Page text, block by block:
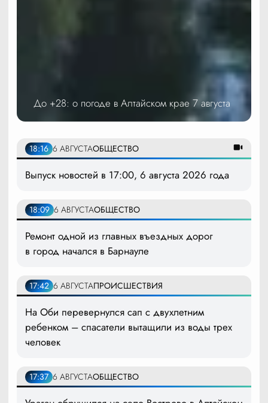
До +28: о погоде в Алтайском крае 7 августа
18:16 6 АВГУСТАОБЩЕСТВО
Выпуск новостей в 17:00, 6 августа 2026 года
18:09 6 АВГУСТАОБЩЕСТВО
Ремонт одной из главных въездных дорог
в город начался в Барнауле
17:42 6 АВГУСТАПРОИСШЕСТВИЯ
На Оби перевернулся сап с двухлетним
ребенком – спасатели вытащили из воды трех
человек
17:37 6 АВГУСТАОБЩЕСТВО